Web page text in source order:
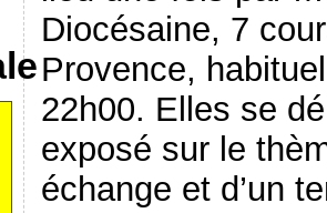
Diocésaine, 7
Provence,
22h00. Elles se
exposé sur le
échange et d’un